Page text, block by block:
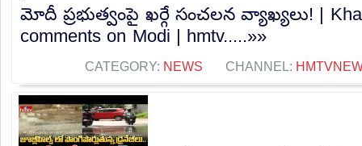
మోదీ ప్రభుత్వంపై ఖర్గే సంచలన వ్యాఖ్యలు! |
comments on Modi | hmtv.....»»
CATEGORY: NEWS CHANNEL: